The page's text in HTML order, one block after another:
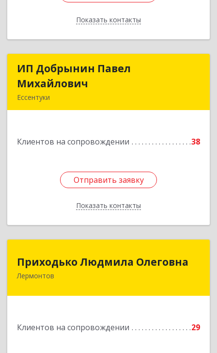
Показать контакты
Назад
ИП Добрынин Павел
Михайлович
Ессентуки
Клиентов на сопровождении 38
Отправить заявку
Показать контакты
ИП Добрынин Павел
Отправить заявку
Назад
Приходько Людмила Олеговна
Лермонтов
Клиентов на сопровождении 29
357341, Лермонтов г, П.Лумумбы ул, дом №